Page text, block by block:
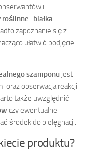
i
roślinne i białka
zapoznanie się z
ułatwić podjęcie
szamponu jest
oraz obserwacja reakcji
także uwzględnić
czy ewentualne
środek do pielęgnacji.
produktu?